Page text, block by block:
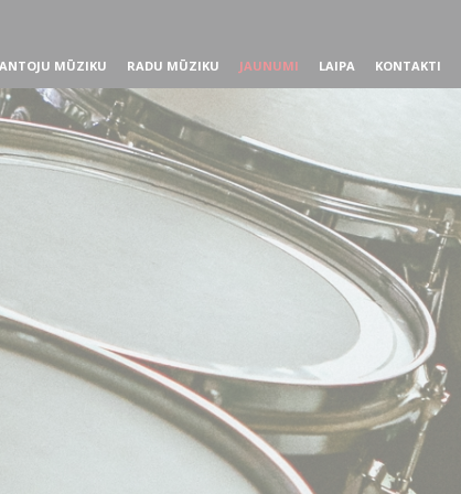
MŪZIKU RADU MŪZIKU JAUNUMI LAIPA KONTAKTI